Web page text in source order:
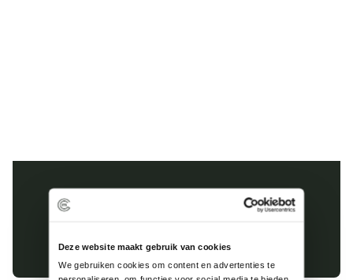
Deze website maakt gebruik van cookies
We gebruiken cookies om content en advertenties te
023 8200 985